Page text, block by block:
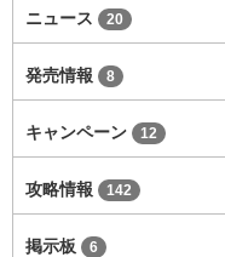
ニュース 20
発売情報 8
キャンペーン 12
攻略情報 142
掲示板 6